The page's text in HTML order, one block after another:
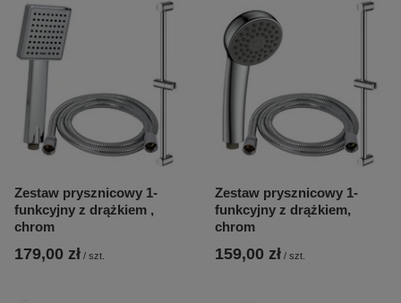
Zestaw prysznicowy 1-
funkcyjny z drążkiem ,
chrom
179,00 zł / szt.
Zestaw prysznicowy 1-
funkcyjny z drążkiem,
chrom
159,00 zł / szt.